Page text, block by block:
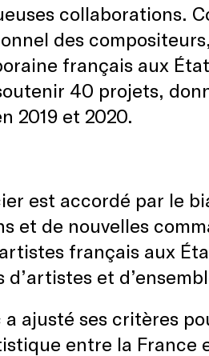
collaborations.
des
français aux
40 projets,
2019 et 2020.
est accordé par le
et de nouvelles
français aux
d’artistes et
a ajusté ses critères
entre la France